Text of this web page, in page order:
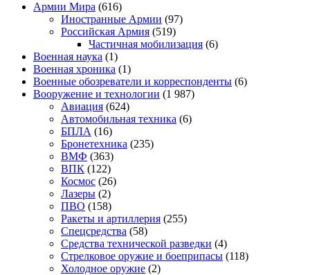
Армии Мира (616)
Иностранные Армии (97)
Российская Армия (519)
Частичная мобилизация (6)
Военная наука (1)
Военная хроника (1)
Военные обозреватели и корреспонденты (6)
Вооружение и технологии (1 987)
Авиация (624)
Автомобильная техника (6)
БПЛА (16)
Бронетехника (235)
ВМФ (363)
ВПК (122)
Космос (26)
Лазеры (2)
ПВО (158)
Ракеты и артиллерия (255)
Спецсредства (58)
Средства технической разведки (4)
Стрелковое оружие и боеприпасы (118)
Холодное оружие (2)